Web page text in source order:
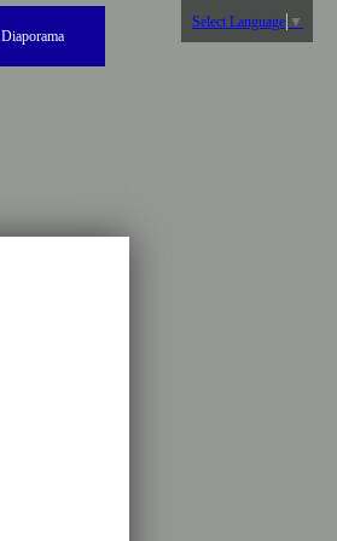
Select Language ▼
Diaporama